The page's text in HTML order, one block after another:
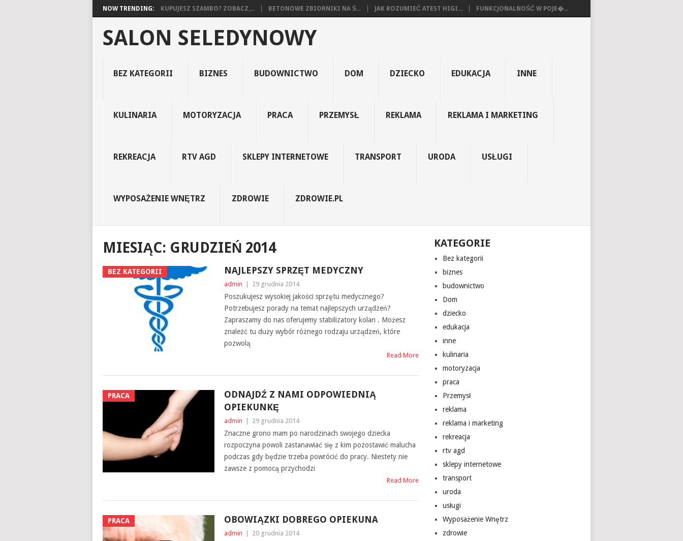
NOW TRENDING: KUPUJESZ SZAMBO? ZOBACZ,... BETONOWE ZBIORNIKI NA Ś... JAK ROZUMIEĆ ATEST HIGI... FUNKCJONALNOŚĆ W POJE�...
SALON SELEDYNOWY
BEZ KATEGORII BIZNES BUDOWNICTWO DOM DZIECKO EDUKACJA INNE
KULINARIA MOTORYZACJA PRACA PRZEMYSŁ REKLAMA REKLAMA I MARKETING
REKREACJA RTV AGD SKLEPY INTERNETOWE TRANSPORT URODA USŁUGI
WYPOSAŻENIE WNĘTRZ ZDROWIE ZDROWIE.PL
MIESIĄC: GRUDZIEŃ 2014
BEZ KATEGORII NAJLEPSZY SPRZĘT MEDYCZNY
admin 29 grudnia 2014
Poszukujesz wysokiej jakości sprzętu medycznego?
Potrzebujesz porady na temat najlepszych urządzeń?
Zapraszamy do nas oferujemy stabilizatory kolan . Możesz
znaleźć tu duży wybór różnego rodzaju urządzeń, które
pozwolą
Read More
PRACA
ODNAJDŹ Z NAMI ODPOWIEDNIĄ
OPIEKUNKĘ
admin 29 grudnia 2014
Znaczne grono mam po narodzinach swojego dziecka
rozpoczyna powoli zastanawiać się z kim pozostawić malucha
podczas gdy będzie trzeba powrócić do pracy. Niestety nie
zawsze z pomocą przychodzi
Read More
PRACA OBOWIĄZKI DOBREGO OPIEKUNA
admin 20 grudnia 2014
KATEGORIE
Bez kategorii
biznes
budownictwo
Dom
dziecko
edukacja
inne
kulinaria
motoryzacja
praca
Przemysł
reklama
reklama i marketing
rekreacja
rtv agd
sklepy internetowe
transport
uroda
usługi
Wyposażenie Wnętrz
zdrowie